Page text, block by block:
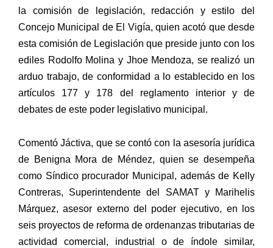
la comisión de legislación, redacción y estilo del
Concejo Municipal de El Vigía, quien acotó que desde
esta comisión de Legislación que preside junto con los
ediles Rodolfo Molina y Jhoe Mendoza, se realizó un
arduo trabajo, de conformidad a lo establecido en los
artículos 177 y 178 del reglamento interior y de
debates de este poder legislativo municipal.
Comentó Jáctiva, que se contó con la asesoría jurídica
de Benigna Mora de Méndez, quien se desempeña
como Síndico procurador Municipal, además de Kelly
Contreras, Superintendente del SAMAT y Marihelis
Márquez, asesor externo del poder ejecutivo, en los
seis proyectos de reforma de ordenanzas tributarias de
actividad comercial, industrial o de índole similar,